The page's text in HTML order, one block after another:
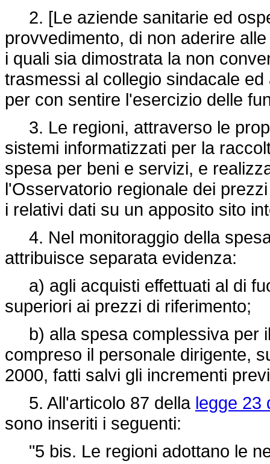
2. [Le aziende sanitarie ed
provvedimento, di non aderire
i quali sia dimostrata la non
trasmessi al collegio sindacale
per con sentire l'esercizio delle
3. Le regioni, attraverso le
sistemi informatizzati per la
spesa per beni e servizi, e
l'Osservatorio regionale dei
i relativi dati su un apposito sito
4. Nel monitoraggio della
attribuisce separata evidenza:
a) agli acquisti effettuati al di
superiori ai prezzi di riferimento;
b) alla spesa complessiva per
compreso il personale dirigente,
2000, fatti salvi gli incrementi
5. All'articolo 87 della legge 23
sono inseriti i seguenti:
"5 bis. Le regioni adottano le